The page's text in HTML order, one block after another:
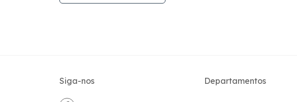
Siga-nos Departamentos